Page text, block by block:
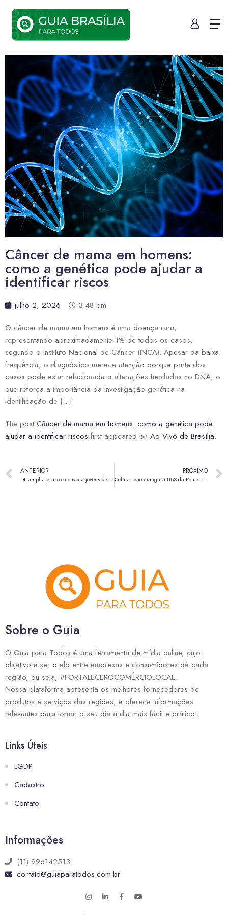
Câncer de mama em homens:
como a genética pode ajudar a
identificar riscos
julho 2, 2026
3:48 pm
O câncer de mama em homens é uma doença rara,
representando aproximadamente 1% de todos os casos,
segundo o Instituto Nacional de Câncer (INCA). Apesar da baixa
frequência, o diagnóstico merece atenção porque parte dos
casos pode estar relacionada a alterações herdadas no DNA, o
que reforça a importância da investigação genética na
identificação de […]
The post Câncer de mama em homens: como a genética pode
ajudar a identificar riscos first appeared on Ao Vivo de Brasília.
ANTERIOR
DF amplia prazo e convoca jovens de 15 a 19 anos para vacinação contra o HPV
PRÓXIMO
Celina Leão inaugura UBS da Ponte Alta do Gama
Sobre o Guia
O Guia para Todos é uma ferramenta de mídia online, cujo
objetivo é ser o elo entre empresas e consumidores de cada
região, ou seja, #FORTALECEROCOMÉRCIOLOCAL.
Nossa plataforma apresenta os melhores fornecedores de
produtos e serviços das regiões, e oferece informações
relevantes para tornar o seu dia a dia mais fácil e prático!
Links Úteis
LGDP
Cadastro
Contato
Informações
(11) 996142513
contato@guiaparatodos.com.br